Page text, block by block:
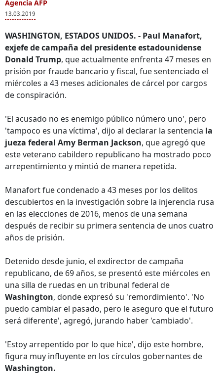
Agencia AFP
13.03.2019
WASHINGTON, ESTADOS UNIDOS. - Paul Manafort,
exjefe de campaña del presidente estadounidense
Donald Trump, que actualmente enfrenta 47 meses en
prisión por fraude bancario y fiscal, fue sentenciado el
miércoles a 43 meses adicionales de cárcel por cargos
de conspiración.
'El acusado no es enemigo público número uno', pero
'tampoco es una víctima', dijo al declarar la sentencia la
jueza federal Amy Berman Jackson, que agregó que
este veterano cabildero republicano ha mostrado poco
arrepentimiento y mintió de manera repetida.
Manafort fue condenado a 43 meses por los delitos
descubiertos en la investigación sobre la injerencia rusa
en las elecciones de 2016, menos de una semana
después de recibir su primera sentencia de unos cuatro
años de prisión.
Detenido desde junio, el exdirector de campaña
republicano, de 69 años, se presentó este miércoles en
una silla de ruedas en un tribunal federal de
Washington, donde expresó su 'remordimiento'. 'No
puedo cambiar el pasado, pero le aseguro que el futuro
será diferente', agregó, jurando haber 'cambiado'.
'Estoy arrepentido por lo que hice', dijo este hombre,
figura muy influyente en los círculos gobernantes de
Washington.